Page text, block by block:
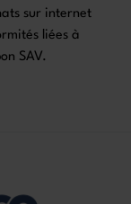
sur internet
liées à
SAV.